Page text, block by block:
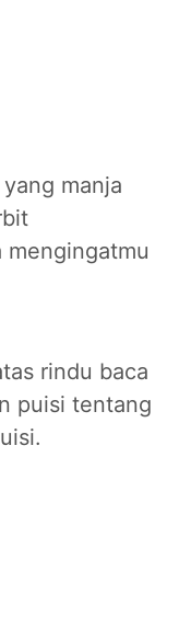
manja
mengingatmu
rindu baca
puisi tentang